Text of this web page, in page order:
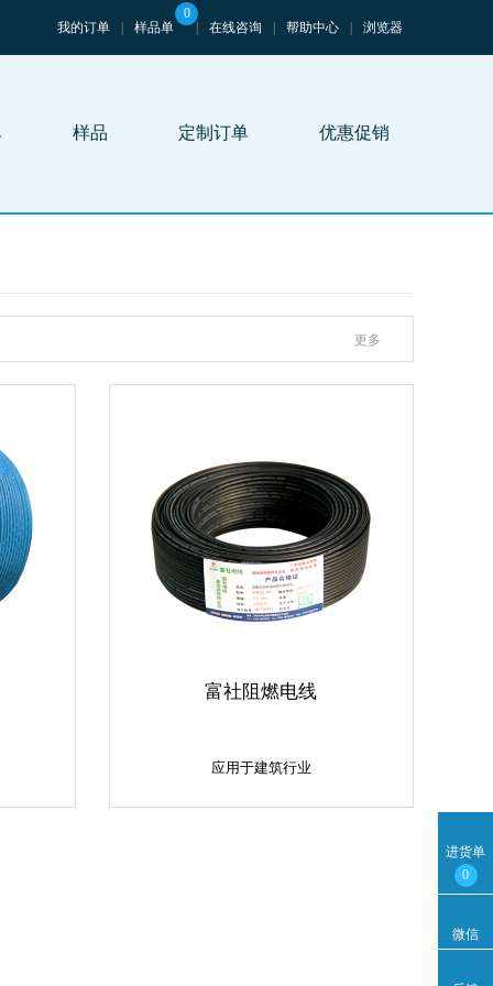
我的订单 样品单
0
在线咨询 帮助中心 浏览器
样品 定制订单 优惠促销
更多
富社阻燃电线
应用于建筑行业
进货单
0
微信